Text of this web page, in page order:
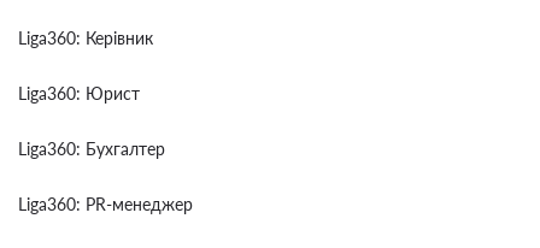
Liga360: Керівник
Liga360: Юрист
Liga360: Бухгалтер
Liga360: PR-менеджер